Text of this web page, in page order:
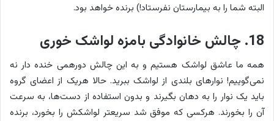
البته شما را به بیمارستان نفرستاد!) برنده خواهد بود.
18. چالش خانوادگی بامزه لواشک خوری
همه ما عاشق لواشک هستیم و به این چالش دورهمی خنده دار نه
نمی‌گوییم! نوارهای بلندی از لواشک ببرید. حالا هریک از اعضای گروه
باید یک نوار را به دهان بگیرند و بدون استفاده از دست‌ها، به سرعت
آن را بخورند. هرکسی که موفق شد سریعتر لواشکش را بخورد، برنده